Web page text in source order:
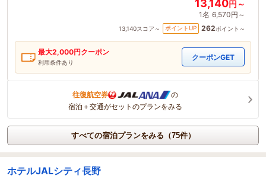
13,140円～
1名 6,570円～
13,140スコア～ ポイントUP 262ポイント～
最大2,000円クーポン
利用条件あり
クーポンGET
往復航空券
の
宿泊＋交通がセットのプランをみる
すべての宿泊プランをみる（75件）
ホテルJALシティ長野